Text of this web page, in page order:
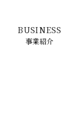
BUSINESS
事業紹介